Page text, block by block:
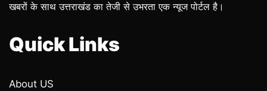
खबरों के साथ उत्तराखंड का तेजी से उभरता एक न्यूज पोर्टल है।
Quick Links
About US